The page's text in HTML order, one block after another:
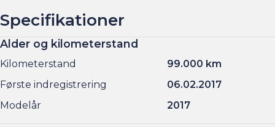
Specifikationer
Alder og kilometerstand
Kilometerstand
99.000 km
Første indregistrering
06.02.2017
Modelår
2017